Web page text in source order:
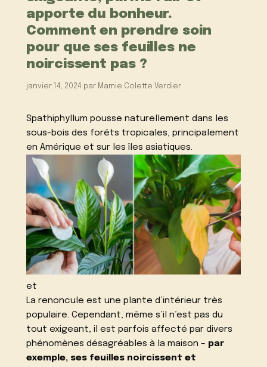
apporte du bonheur.
Comment en prendre soin
pour que ses feuilles ne
noircissent pas ?
janvier 14, 2024 par Mamie Colette Verdier
Spathiphyllum pousse naturellement dans les
sous-bois des forêts tropicales, principalement
en Amérique et sur les îles asiatiques.
et
La renoncule est une plante d’intérieur très
populaire. Cependant, même s’il n’est pas du
tout exigeant, il est parfois affecté par divers
phénomènes désagréables à la maison – par
exemple, ses feuilles noircissent et